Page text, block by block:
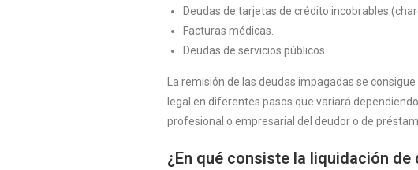
Deudas de tarjetas de crédito incobrables
Facturas médicas.
Deudas de servicios públicos.
La remisión de las deudas impagadas se
legal en diferentes pasos que variará
profesional o empresarial del deudor o de
¿En qué consiste la liquidación de